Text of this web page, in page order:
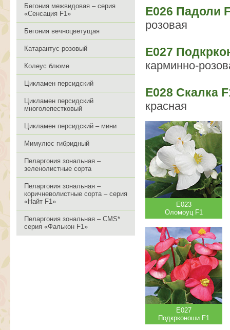
Бегония межвидовая – серия
«Сенсация F1»
Бегония вечноцветущая
Катарантус розовый
Колеус блюме
Цикламен персидский
Цикламен персидский
многолепестковый
Цикламен персидский – мини
Мимулюс гибридный
Пеларгония зональная –
зеленолистные сорта
Пеларгония зональная –
коричневолистные сорта – серия
«Найт F1»
Пеларгония зональная – CMS*
серия «Фалькон F1»
Е026 Падоли
розовая
Е027
карминно-
Е028 Скалка
красная
Е023
Оломоуц F1
Е027
Подкрконоши F1